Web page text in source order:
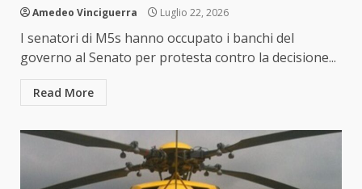
Amedeo Vinciguerra Luglio 22, 2026
I senatori di M5s hanno occupato i banchi del
governo al Senato per protesta contro la decisione...
Read More